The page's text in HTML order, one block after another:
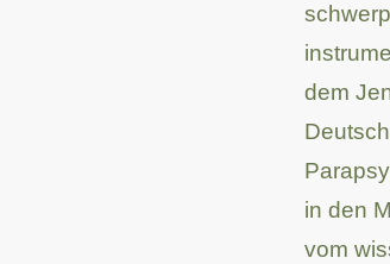
dem
in den
vom